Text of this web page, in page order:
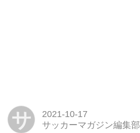
サ
2021-10-17
サッカーマガジン編集部